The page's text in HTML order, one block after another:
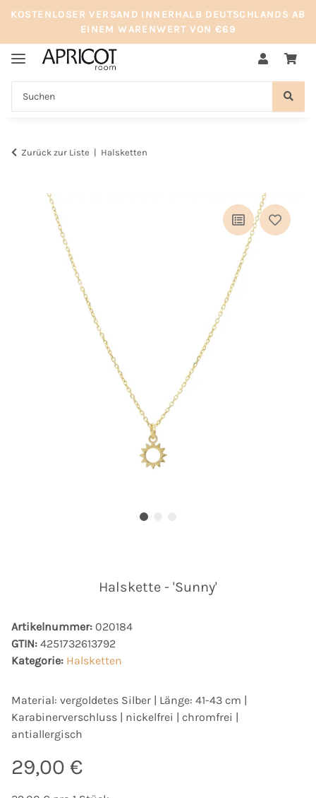
KOSTENLOSER VERSAND INNERHALB DEUTSCHLANDS AB
EINEM WARENWERT VON €69
Zurück zur Liste Halsketten
Halskette - 'Sunny'
Artikelnummer: 020184
GTIN: 4251732613792
Kategorie: Halsketten
Material: vergoldetes Silber | Länge: 41-43 cm |
Karabinerverschluss | nickelfrei | chromfrei |
antiallergisch
29,00 €